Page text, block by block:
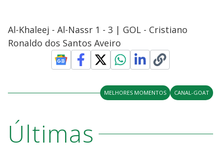
Al-Khaleej - Al-Nassr 1 - 3 | GOL - Cristiano
Ronaldo dos Santos Aveiro
MELHORES MOMENTOS CANAL-GOAT
Últimas